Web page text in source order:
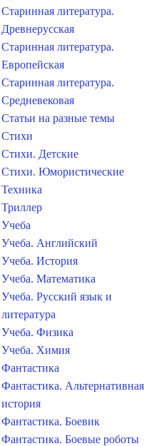
Старинная литература.
Древнерусская
Старинная литература.
Европейская
Старинная литература.
Средневековая
Статьи на разные темы
Стихи
Стихи. Детские
Стихи. Юмористические
Техника
Триллер
Учеба
Учеба. Английский
Учеба. История
Учеба. Математика
Учеба. Русский язык и
литература
Учеба. Физика
Учеба. Химия
Фантастика
Фантастика. Альтернативная
история
Фантастика. Боевик
Фантастика. Боевые роботы